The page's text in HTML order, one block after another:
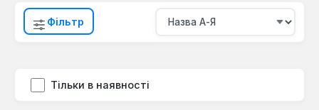
Фільтр
Тільки в наявності